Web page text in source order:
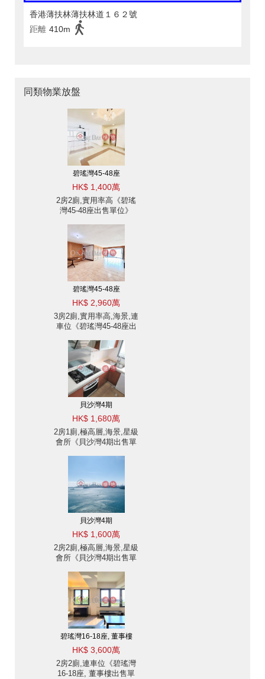
香港薄扶林薄扶林道１６２號
距離 410m
同類物業放盤
碧瑤灣45-48座
HK$ 1,400萬
2房2廁,實用率高《碧瑤
灣45-48座出售單位》
碧瑤灣45-48座
HK$ 2,960萬
3房2廁,實用率高,海景,連
車位《碧瑤灣45-48座出
貝沙灣4期
HK$ 1,680萬
2房1廁,極高層,海景,星級
會所《貝沙灣4期出售單
貝沙灣4期
HK$ 1,600萬
2房2廁,極高層,海景,星級
會所《貝沙灣4期出售單
碧瑤灣16-18座, 董事樓
HK$ 3,600萬
2房2廁,連車位《碧瑤灣
16-18座, 董事樓出售單